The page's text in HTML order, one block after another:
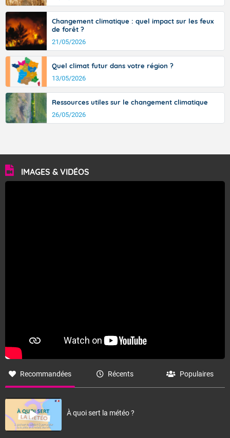
Changement climatique : quel impact sur les feux
de forêt ?
21/05/2026
Quel climat futur dans votre région ?
13/05/2026
Ressources utiles sur le changement climatique
26/05/2026
IMAGES & VIDÉOS
Recommandées Récents Populaires
À quoi sert la météo ?